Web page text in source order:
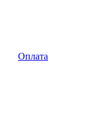
Оплата